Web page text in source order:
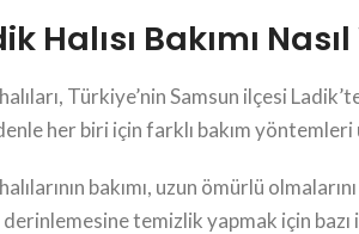
Halısı Bakımı
Türkiye’nin Samsun ilçesi
her biri için farklı bakım
bakımı, uzun ömürlü
derinlemesine temizlik yapmak için